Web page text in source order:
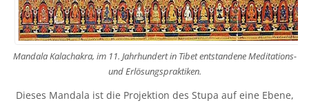
Mandala Kalachakra, im 11. Jahrhundert in Tibet entstandene Meditations-
und Erlösungspraktiken.
Dieses Mandala ist die Projektion des Stupa auf eine Ebene,